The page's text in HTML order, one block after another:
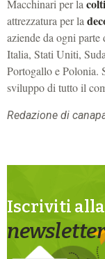
Macchinari per la
attrezzatura per la
aziende da ogni parte
Italia, Stati Uniti,
PortogalloePolonia.
sviluppo di tutto il
Redazione di
Iscriviti
newsletter